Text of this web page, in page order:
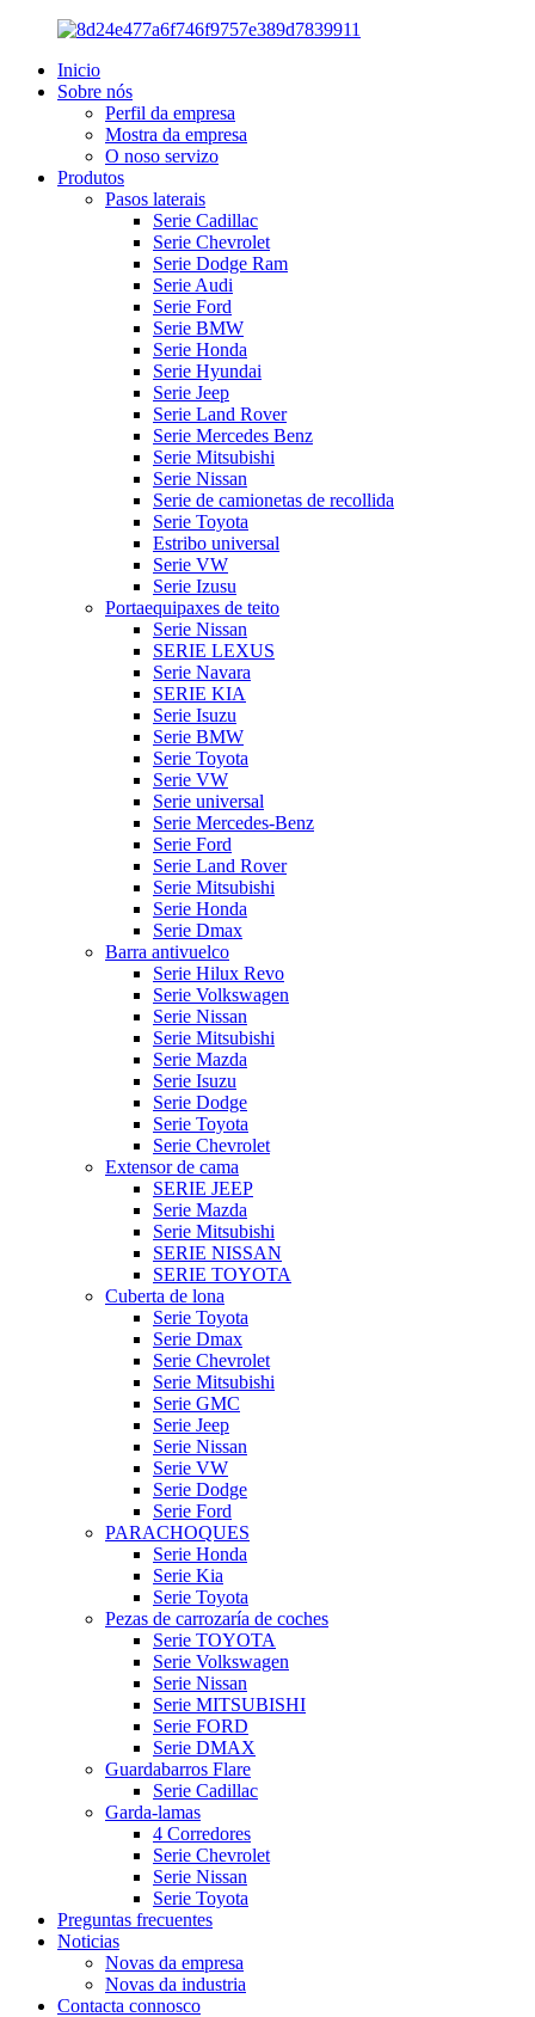
Inicio
Sobre nós
Perfil da empresa
Mostra da empresa
O noso servizo
Produtos
Pasos laterais
Serie Cadillac
Serie Chevrolet
Serie Dodge Ram
Serie Audi
Serie Ford
Serie BMW
Serie Honda
Serie Hyundai
Serie Jeep
Serie Land Rover
Serie Mercedes Benz
Serie Mitsubishi
Serie Nissan
Serie de camionetas de recollida
Serie Toyota
Estribo universal
Serie VW
Serie Izusu
Portaequipaxes de teito
Serie Nissan
SERIE LEXUS
Serie Navara
SERIE KIA
Serie Isuzu
Serie BMW
Serie Toyota
Serie VW
Serie universal
Serie Mercedes-Benz
Serie Ford
Serie Land Rover
Serie Mitsubishi
Serie Honda
Serie Dmax
Barra antivuelco
Serie Hilux Revo
Serie Volkswagen
Serie Nissan
Serie Mitsubishi
Serie Mazda
Serie Isuzu
Serie Dodge
Serie Toyota
Serie Chevrolet
Extensor de cama
SERIE JEEP
Serie Mazda
Serie Mitsubishi
SERIE NISSAN
SERIE TOYOTA
Cuberta de lona
Serie Toyota
Serie Dmax
Serie Chevrolet
Serie Mitsubishi
Serie GMC
Serie Jeep
Serie Nissan
Serie VW
Serie Dodge
Serie Ford
PARACHOQUES
Serie Honda
Serie Kia
Serie Toyota
Pezas de carrozaría de coches
Serie TOYOTA
Serie Volkswagen
Serie Nissan
Serie MITSUBISHI
Serie FORD
Serie DMAX
Guardabarros Flare
Serie Cadillac
Garda-lamas
4 Corredores
Serie Chevrolet
Serie Nissan
Serie Toyota
Preguntas frecuentes
Noticias
Novas da empresa
Novas da industria
Contacta connosco